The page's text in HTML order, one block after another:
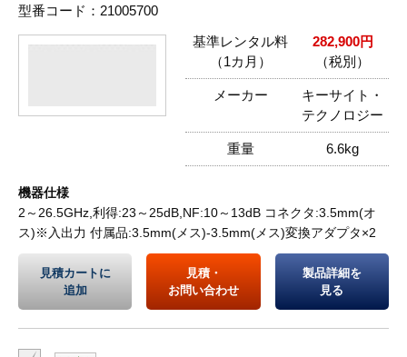
型番コード：21005700
基準レンタル料
（1カ月）
282,900円
（税別）
メーカー
キーサイト・
テクノロジー
重量 6.6kg
機器仕様
2～26.5GHz,利得:23～25dB,NF:10～13dB コネクタ:3.5mm(オ
ス)※入出力 付属品:3.5mm(メス)-3.5mm(メス)変換アダプタ×2
見積カートに
追加
見積・
お問い合わせ
製品詳細を
見る